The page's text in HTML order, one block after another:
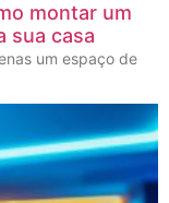
montar um
sua casa
um espaço de